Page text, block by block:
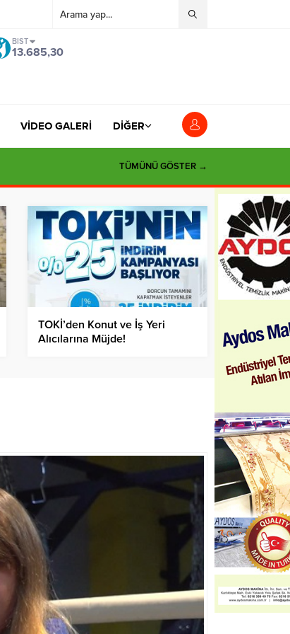
BIST
13.685,30
VİDEO GALERİ DİĞER
TÜMÜNÜ GÖSTER →
TOKİ’den Konut ve İş Yeri
Alıcılarına Müjde!